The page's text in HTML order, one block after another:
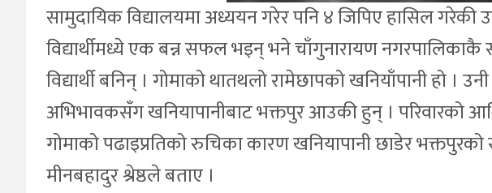
सामुदायिक विद्यालयमा अध्ययन गरेर पनि ४ जिपिए हासिल गरेकी
विद्यार्थीमध्ये एक बन्न सफल भइन् भने चाँगुनारायण नगरपालिकाकै
विद्यार्थी बनिन् । गोमाको थातथलो रामेछापको खनियाँपानी हो ।
अभिभावकसँग खनियापानीबाट भक्तपुर आउकी हुन् । परिवारको
गोमाको पढाइप्रतिको रुचिका कारण खनियापानी छाडेर
मीनबहादुर श्रेष्ठले बताए ।